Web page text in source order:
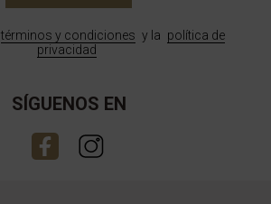
términos y condiciones y la política de
privacidad
SÍGUENOS EN